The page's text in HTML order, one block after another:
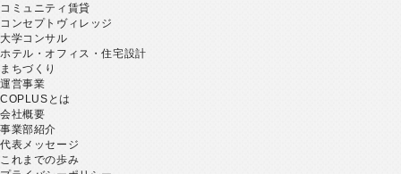
コミュニティ賃貸
コンセプトヴィレッジ
大学コンサル
ホテル・オフィス・住宅設計
まちづくり
運営事業
COPLUSとは
会社概要
事業部紹介
代表メッセージ
これまでの歩み